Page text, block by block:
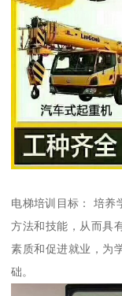
电梯培训目标： 培养
方法和技能，从而具
素质和促进就业，为
础。